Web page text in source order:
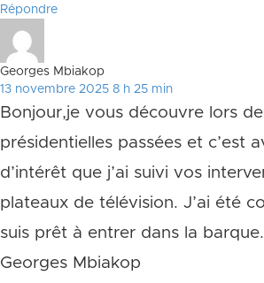
Répondre
Georges Mbiakop
13 novembre 2025 8 h 25 min
Bonjour,je vous découvre lors
présidentielles passées et c’est
d’intérêt que j’ai suivi vos
plateaux de télévision. J’ai été
suis prêt à entrer dans la barque.
Georges Mbiakop